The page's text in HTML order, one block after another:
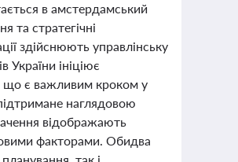
в амстердамський
та стратегічні
здійснюють управлінську
України ініціює
що є важливим кроком у
наглядовою
відображають
факторами. Обидва